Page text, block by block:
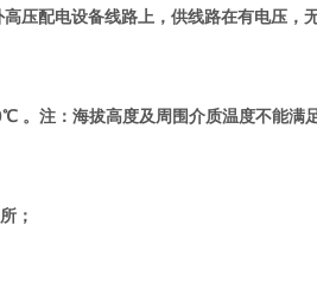
压配电设备线路上，供线路在有电压，
。注：海拔高度及周围介质温度不能
；